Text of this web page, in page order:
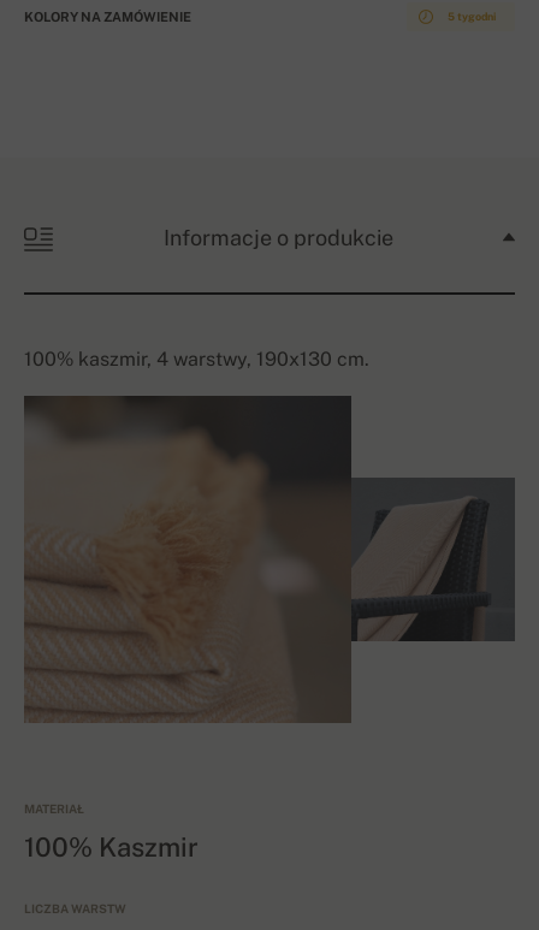
5 tygodni
KOLORY NA ZAMÓWIENIE
Informacje o produkcie
100% kaszmir, 4 warstwy, 190x130 cm.
MATERIAŁ
100% Kaszmir
LICZBA WARSTW